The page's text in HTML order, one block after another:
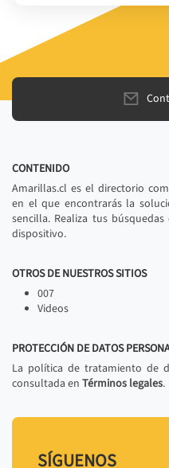
CONTENIDO
Amarillas.cl es el directorio
en el que encontrarás la
sencilla. Realiza tus
dispositivo.
OTROS DE NUESTROS SITIOS
007
Videos
PROTECCIÓN DE DATOS
La política de tratamiento de
consultada en Términos legales.
SÍGUENOS